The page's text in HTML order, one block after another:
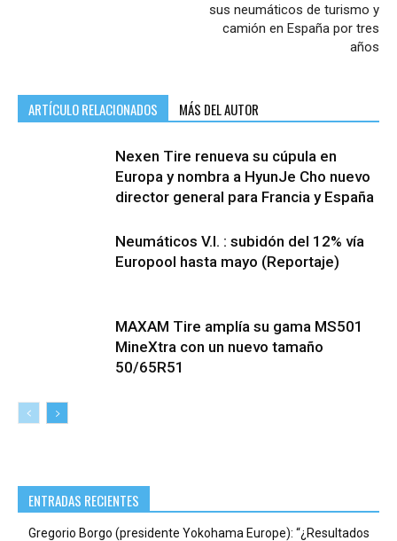
sus neumáticos de turismo y
camión en España por tres
años
ARTÍCULO RELACIONADOS MÁS DEL AUTOR
Nexen Tire renueva su cúpula en
Europa y nombra a HyunJe Cho nuevo
director general para Francia y España
Neumáticos V.I. : subidón del 12% vía
Europool hasta mayo (Reportaje)
MAXAM Tire amplía su gama MS501
MineXtra con un nuevo tamaño
50/65R51
ENTRADAS RECIENTES
Gregorio Borgo (presidente Yokohama Europe): “¿Resultados